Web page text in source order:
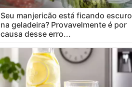
Seu manjericão está ficando escuro
na geladeira? Provavelmente é por
causa desse erro...